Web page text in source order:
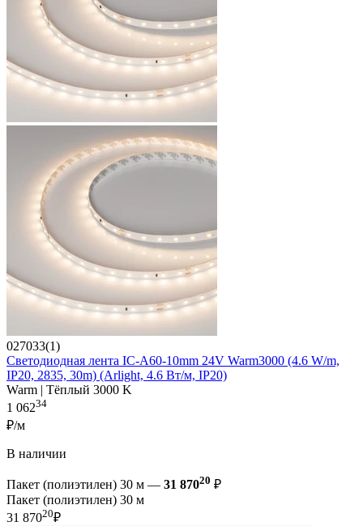
027033(1)
Светодиодная лента IC-A60-10mm 24V Warm3000 (4.6 W/m,
IP20, 2835, 30m) (Arlight, 4.6 Вт/м, IP20)
Warm | Тёплый 3000 K
1 06234
₽/м
В наличии
Пакет (полиэтилен) 30 м — 31 87020 ₽
Пакет (полиэтилен) 30 м
31 87020₽